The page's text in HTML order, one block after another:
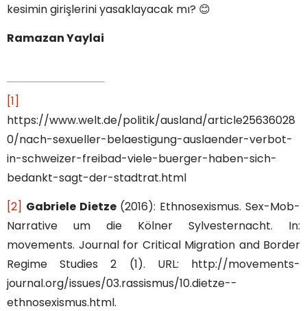
kesimin girişlerini yasaklayacak mı? 😊
Ramazan Yaylai
[1]
https://www.welt.de/politik/ausland/article25636028
0/nach-sexueller-belaestigung-auslaender-verbot-
in-schweizer-freibad-viele-buerger-haben-sich-
bedankt-sagt-der-stadtrat.html
[2] Gabriele Dietze(2016): Ethnosexismus. Sex-Mob-
Narrative um die Kölner Sylvesternacht. In:
movements. Journal for Critical Migration and Border
Regime Studies 2 (1). URL: http://movements-
journal.org/issues/03.rassismus/10.dietze--
ethnosexismus.html.